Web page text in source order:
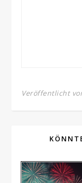
Veröffentlicht